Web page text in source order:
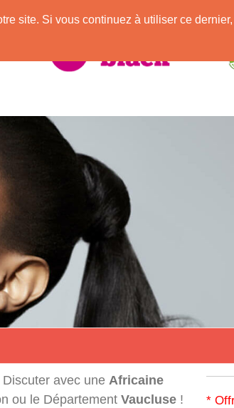
site. Si vous continuez à utiliser ce
avec une Africaine
ou le Département Vaucluse !
*